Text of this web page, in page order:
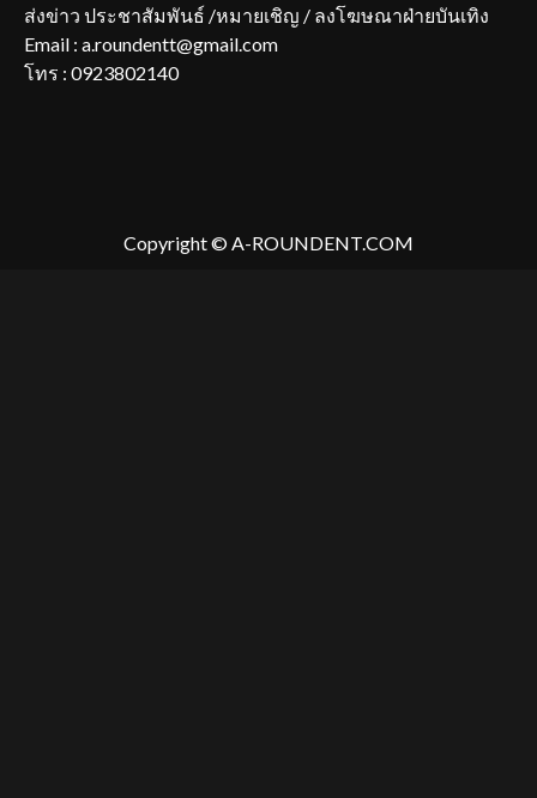
ส่งข่าว ประชาสัมพันธ์ /หมายเชิญ / ลงโฆษณาฝ่ายบันเทิง
Email : a.roundentt@gmail.com
โทร : 0923802140
Copyright © A-ROUNDENT.COM